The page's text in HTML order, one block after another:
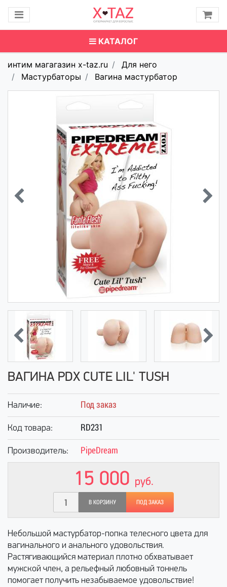
КАТАЛОГ
интим магагазин x-taz.ru
Для него
Мастурбаторы
Вагина мастурбатор
ВАГИНА PDX CUTE LIL' TUSH
Наличие: Под заказ
Код товара: RD231
Производитель: PipeDream
15 000 руб.
В КОРЗИНУ ПОД ЗАКАЗ
Небольшой мастурбатор-попка телесного цвета для
вагинального и анального удовольствия.
Растягивающийся материал плотно обхватывает
мужской член, а рельефный любовный тоннель
помогает получить незабываемое удовольствие!